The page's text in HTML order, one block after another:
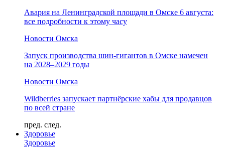
Авария на Ленинградской площади в Омске 6 августа:
все подробности к этому часу
Новости Омска
Запуск производства шин-гигантов в Омске намечен
на 2028–2029 годы
Новости Омска
Wildberries запускает партнёрские хабы для продавцов
по всей стране
пред. след.
Здоровье
Здоровье